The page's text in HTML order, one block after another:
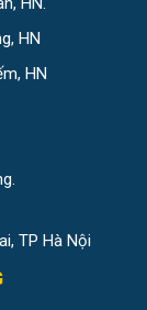
HN
HN
TP Hà Nội